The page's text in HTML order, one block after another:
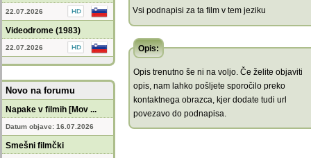
22.07.2026
Videodrome (1983)
22.07.2026
Novo na forumu
Napake v filmih [Mov ...
Datum objave: 16.07.2026
Smešni filmčki
Vsi podnapisi za ta film v tem jeziku
Opis:
Opis trenutno še ni na voljo. Če želite objaviti
opis, nam lahko pošljete sporočilo preko
kontaktnega obrazca, kjer dodate tudi url
povezavo do podnapisa.